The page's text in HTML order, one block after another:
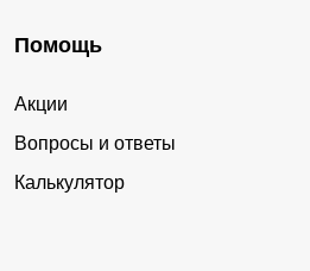
Помощь
Акции
Вопросы и ответы
Калькулятор